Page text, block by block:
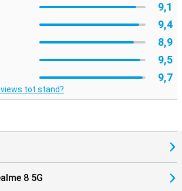
9,1
9,4
8,9
9,5
9,7
tot stand?
8 5G